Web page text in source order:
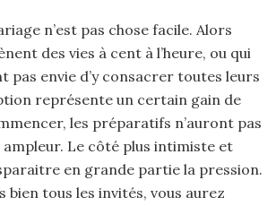
n’est pas chose facile. Alors
des vies à cent à l’heure, ou qui
pas envie d’y consacrer toutes leurs
représente un certain gain de
les préparatifs n’auront pas
Le côté plus intimiste et
en grande partie la pression.
bien tous les invités, vous aurez